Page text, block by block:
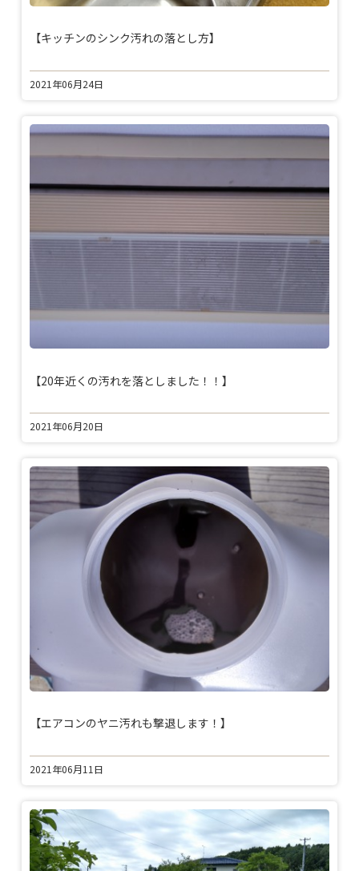
【キッチンのシンク汚れの落とし方】
2021年06月24日
【20年近くの汚れを落としました！！】
2021年06月20日
【エアコンのヤニ汚れも撃退します！】
2021年06月11日